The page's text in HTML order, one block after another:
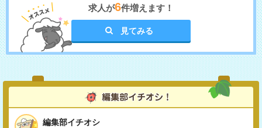
求人が6件増えます！
見てみる
編集部イチオシ